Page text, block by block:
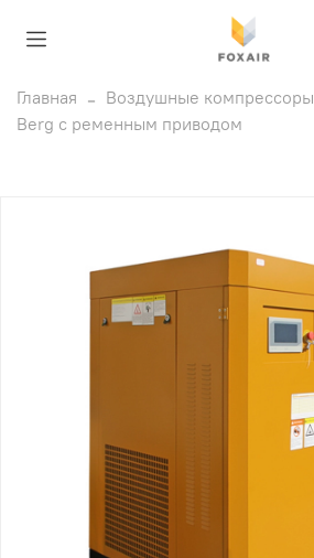
Главная Воздушные компрессоры
Berg с ременным приводом